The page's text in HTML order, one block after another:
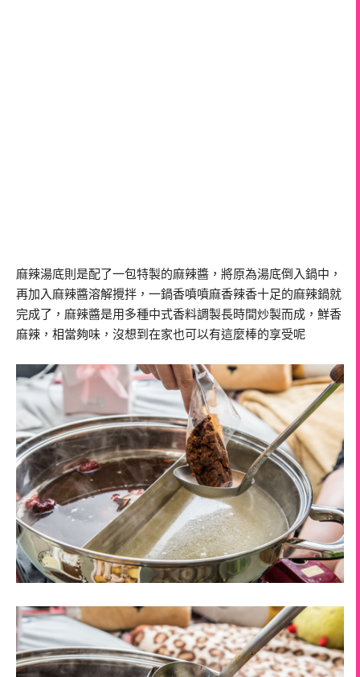
麻辣湯底則是配了一包特製的麻辣醬，將原為湯底倒入鍋中，
再加入麻辣醬溶解攪拌，一鍋香噴噴麻香辣香十足的麻辣鍋就
完成了，麻辣醬是用多種中式香料調製長時間炒製而成，鮮香
麻辣，相當夠味，沒想到在家也可以有這麼棒的享受呢